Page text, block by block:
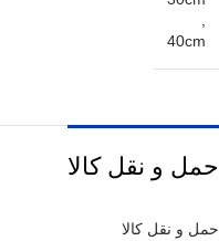
40cm
حمل و نقل کالا
حمل و نقل کالا